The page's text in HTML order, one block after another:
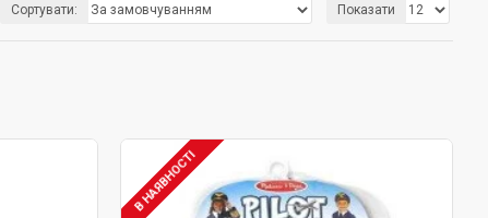
Сортувати: Показати
В НАЯВНОСТІ